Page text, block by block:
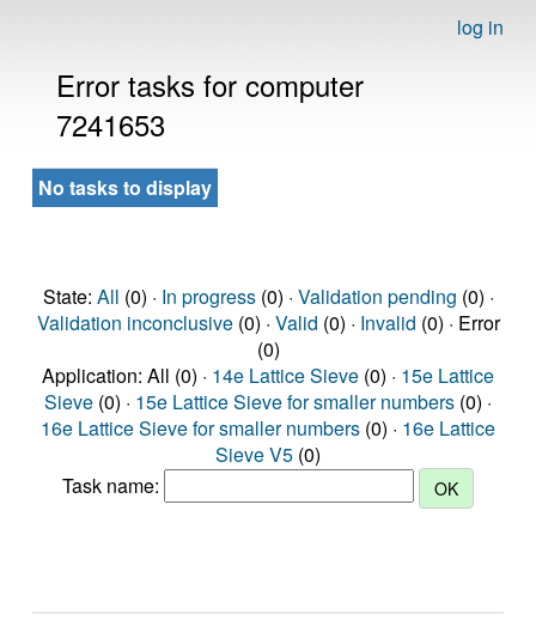
log in
Error tasks for computer
7241653
No tasks to display
State: All (0) · In progress(0) · Validation pending (0) ·
Validation inconclusive(0) · Valid (0) · Invalid (0) · Error
(0)
Application: All (0) · 14e Lattice Sieve (0) · 15e Lattice
Sieve (0) · 15e Lattice Sieve for smaller numbers (0) ·
16e Lattice Sieve for smaller numbers (0) · 16e Lattice
Sieve V5 (0)
Task name: